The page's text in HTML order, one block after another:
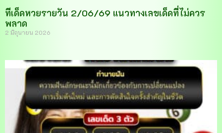
ทีเด็ดหวยรายวัน 2/06/69 แนวทางเลขเด็ดที่ไม่ควร
พลาด
2 มิถุนายน 2026